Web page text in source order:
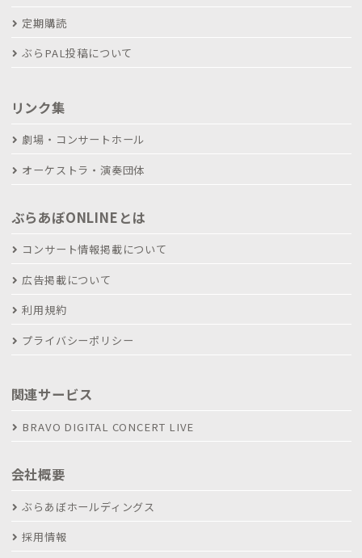
定期購読
ぶらPAL投稿について
リンク集
劇場・コンサートホール
オーケストラ・演奏団体
ぶらあぼONLINEとは
コンサート情報掲載について
広告掲載について
利用規約
プライバシーポリシー
関連サービス
BRAVO DIGITAL CONCERT LIVE
会社概要
ぶらあぼホールディングス
採用情報